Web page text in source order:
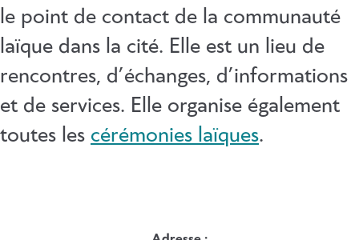
le point de contact de la communauté
laïque dans la cité. Elle est un lieu de
rencontres, d’échanges, d’informations
et de services. Elle organise également
toutes les cérémonies laïques.